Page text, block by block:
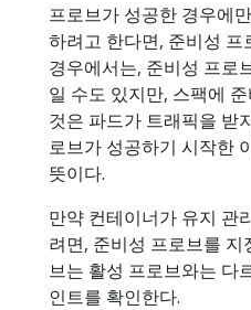
프로브가 성공한 경우에
하려고 한다면, 준비성 프
경우에서는, 준비성 프로
일 수도 있지만, 스팩에
것은 파드가 트래픽을 받
로브가 성공하기 시작한
뜻이다.
만약 컨테이너가 유지 관
려면, 준비성 프로브를
브는 활성 프로브와는 다
인트를 확인한다.